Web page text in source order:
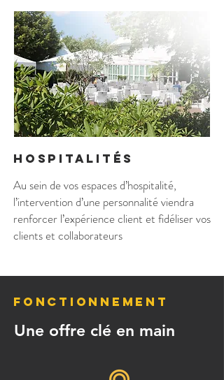
hospitalités
Au sein de vos espaces d’hospitalité,
l’intervention d’une personnalité viendra
renforcer l’expérience client et fidéliser vos
clients et collaborateurs
FONCTIONNEMENT
Une offre clé en main